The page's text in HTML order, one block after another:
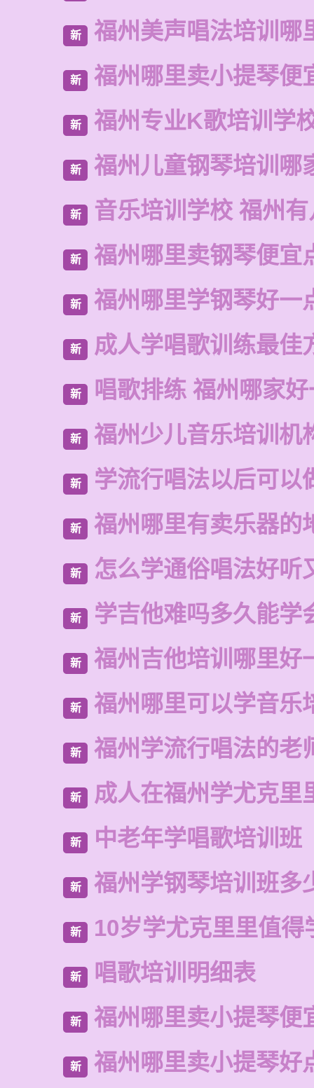
新 福州美声唱法培训哪
新 福州哪里卖小提琴便
新 福州专业K歌培训学
新 福州儿童钢琴培训哪
新 音乐培训学校 福州
新 福州哪里卖钢琴便宜
新 福州哪里学钢琴好一
新 成人学唱歌训练最佳
新 唱歌排练 福州哪家
新 福州少儿音乐培训机
新 学流行唱法以后可以
新 福州哪里有卖乐器的
新 怎么学通俗唱法好听
新 学吉他难吗多久能学
新 福州吉他培训哪里好
新 福州哪里可以学音乐
新 福州学流行唱法的老
新 成人在福州学尤克里
新 中老年学唱歌培训班
新 福州学钢琴培训班多
新 10岁学尤克里里值得
新 唱歌培训明细表
新 福州哪里卖小提琴便
新 福州哪里卖小提琴好